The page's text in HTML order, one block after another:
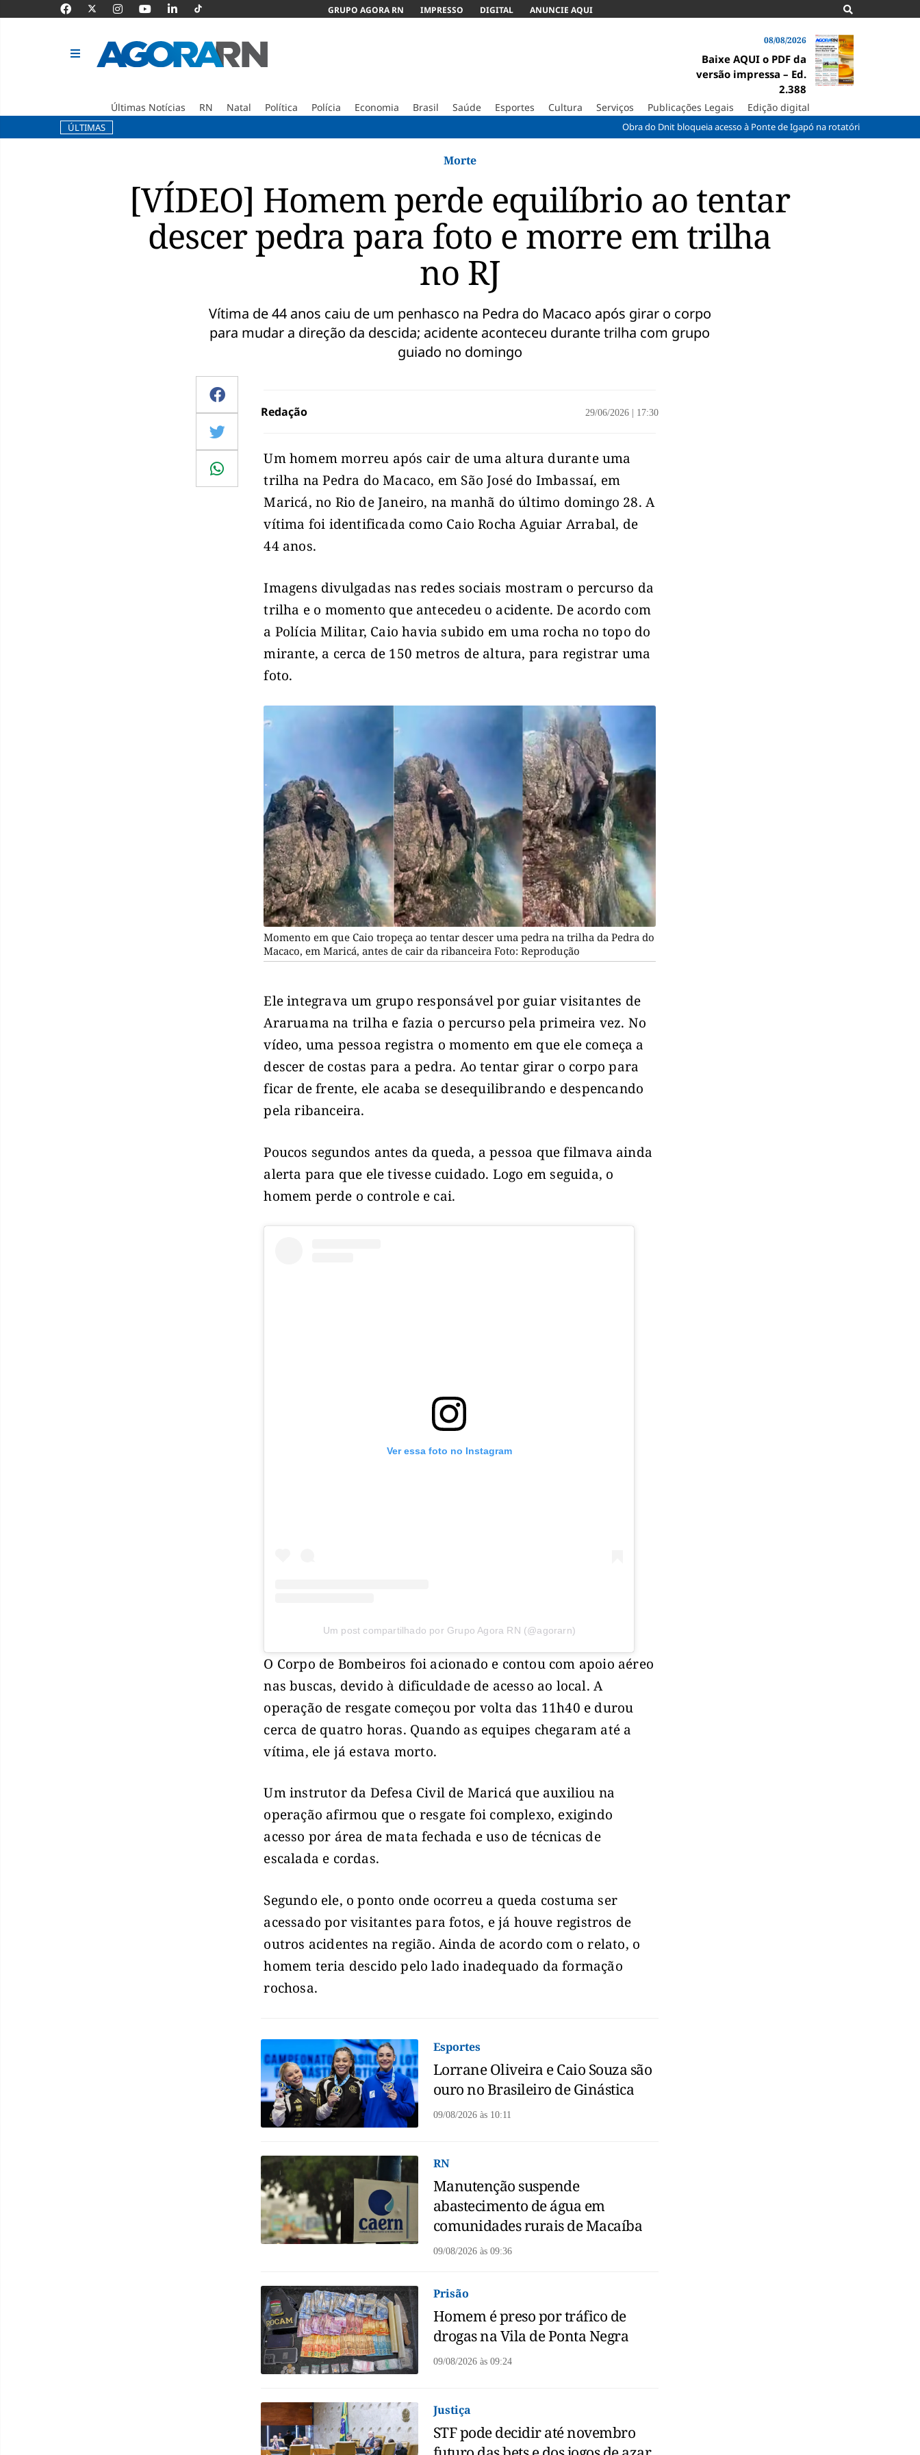
GRUPO AGORA RN IMPRESSO DIGITAL ANUNCIE AQUI
08/08/2026
Baixe AQUI o PDF da
versão impressa – Ed.
2.388
Últimas Notícias RN Natal Política Polícia Economia Brasil Saúde Esportes Cultura Serviços Publicações Legais Edição digital
ÚLTIMAS Obra do Dnit bloqueia acesso à Ponte de Igapó na rotatória do Parque dos Coqueiros
Morte
[VÍDEO] Homem perde equilíbrio ao tentar
descer pedra para foto e morre em trilha
no RJ
Vítima de 44 anos caiu de um penhasco na Pedra do Macaco após girar o corpo
para mudar a direção da descida; acidente aconteceu durante trilha com grupo
guiado no domingo
Redação 29/06/2026 17:30
Um homem morreu após cair de uma altura durante uma
trilha na Pedra do Macaco, em São José do Imbassaí, em
Maricá, no Rio de Janeiro, na manhã do último domingo 28. A
vítima foi identificada como Caio Rocha Aguiar Arrabal, de
44 anos.
Imagens divulgadas nas redes sociais mostram o percurso da
trilha e o momento que antecedeu o acidente. De acordo com
a Polícia Militar, Caio havia subido em uma rocha no topo do
mirante, a cerca de 150 metros de altura, para registrar uma
foto.
Momento em que Caio tropeça ao tentar descer uma pedra na trilha da Pedra do
Macaco, em Maricá, antes de cair da ribanceira Foto: Reprodução
Ele integrava um grupo responsável por guiar visitantes de
Araruama na trilha e fazia o percurso pela primeira vez. No
vídeo, uma pessoa registra o momento em que ele começa a
descer de costas para a pedra. Ao tentar girar o corpo para
ficar de frente, ele acaba se desequilibrando e despencando
pela ribanceira.
Poucos segundos antes da queda, a pessoa que filmava ainda
alerta para que ele tivesse cuidado. Logo em seguida, o
homem perde o controle e cai.
Ver essa foto no Instagram
Um post compartilhado por Grupo Agora RN (@agorarn)
O Corpo de Bombeiros foi acionado e contou com apoio aéreo
nas buscas, devido à dificuldade de acesso ao local. A
operação de resgate começou por volta das 11h40 e durou
cerca de quatro horas. Quando as equipes chegaram até a
vítima, ele já estava morto.
Um instrutor da Defesa Civil de Maricá que auxiliou na
operação afirmou que o resgate foi complexo, exigindo
acesso por área de mata fechada e uso de técnicas de
escalada e cordas.
Segundo ele, o ponto onde ocorreu a queda costuma ser
acessado por visitantes para fotos, e já houve registros de
outros acidentes na região. Ainda de acordo com o relato, o
homem teria descido pelo lado inadequado da formação
rochosa.
Esportes
Lorrane Oliveira e Caio Souza são
ouro no Brasileiro de Ginástica
09/08/2026 às10:11
RN
Manutenção suspende
abastecimento de água em
comunidades rurais de Macaíba
09/08/2026 às09:36
Prisão
Homem é preso por tráfico de
drogas na Vila de Ponta Negra
09/08/2026 às09:24
Justiça
STF pode decidir até novembro